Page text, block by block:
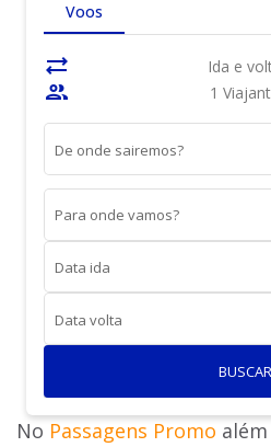
Voos
sync_alt Ida e
people
1
De onde sairemos?
Para onde vamos?
Data ida
Data volta
BUSCAR
No Passagens Promo